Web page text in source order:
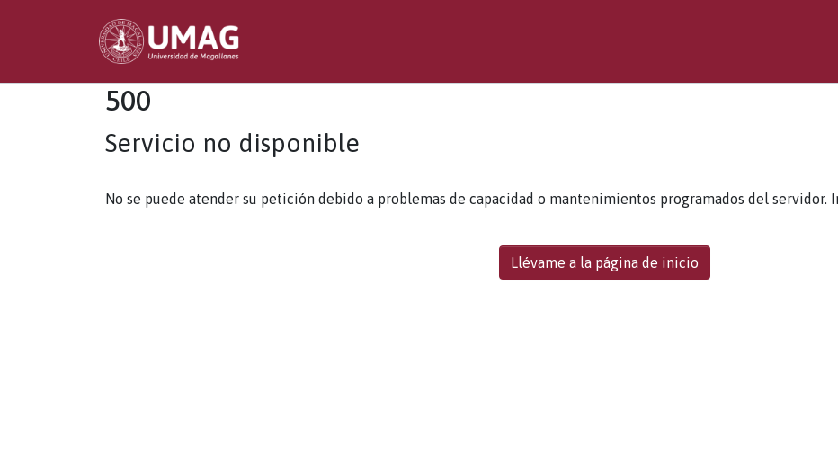
500
Servicio no disponible
No se puede atender su petición debido a problemas de capacidad o mantenimientos programados del servidor.
Llévame a la página de inicio